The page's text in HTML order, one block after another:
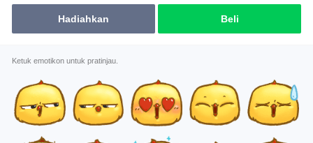
Hadiahkan Beli
Ketuk emotikon untuk pratinjau.